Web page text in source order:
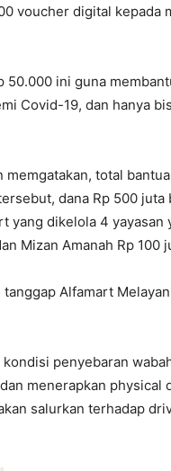
voucher digital kepada
50.000 ini guna
Covid-19, dan hanya
total
dana Rp 500
yang dikelola 4 yayasan
Mizan Amanah Rp 100
Alfamart
penyebaran
menerapkan physical
salurkan terhadap